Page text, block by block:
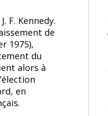
F. Kennedy.
de
1975),
du
alors à
en